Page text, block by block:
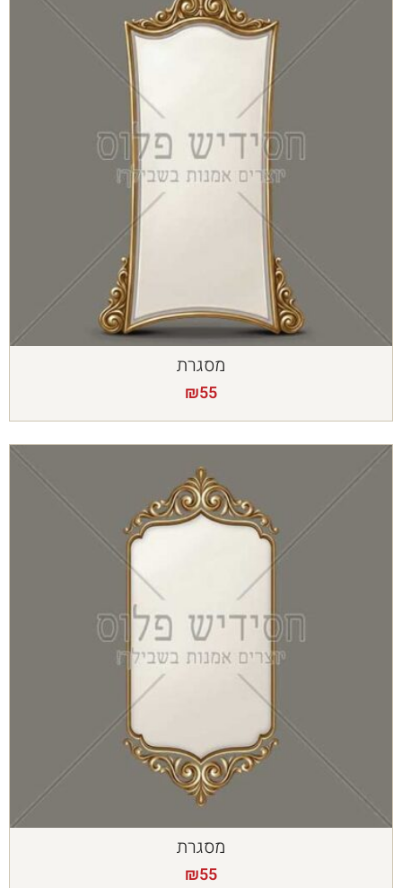
מסגרת
₪55
מסגרת
₪55